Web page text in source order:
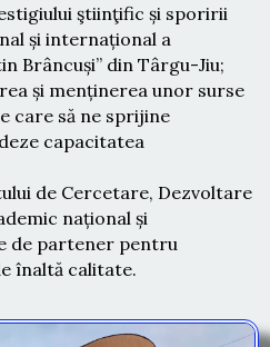
ştiinţific și sporirii
și internațional a
Brâncuși” din Târgu-Jiu;
și menținerea unor surse
care să ne sprijine
capacitatea
de Cercetare, Dezvoltare
național și
de partener pentru
înaltă calitate.